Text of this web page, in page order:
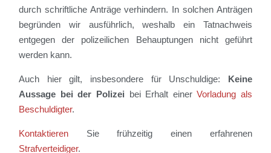
durch schriftliche Anträge verhindern. In solchen Anträgen
begründen wir ausführlich, weshalb ein Tatnachweis
entgegen der polizeilichen Behauptungen nicht geführt
werden kann.
Auch hier gilt, insbesondere für Unschuldige: Keine
Aussage bei der Polizei bei Erhalt einerVorladung als
Beschuldigter.
Kontaktieren Sie frühzeitig einen erfahrenen
Strafverteidiger.